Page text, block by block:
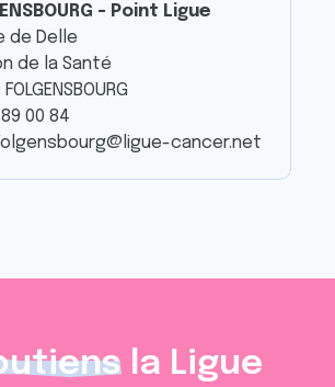
- Point Ligue
de Delle
de la Santé
00 84
cancer.net
la Ligue